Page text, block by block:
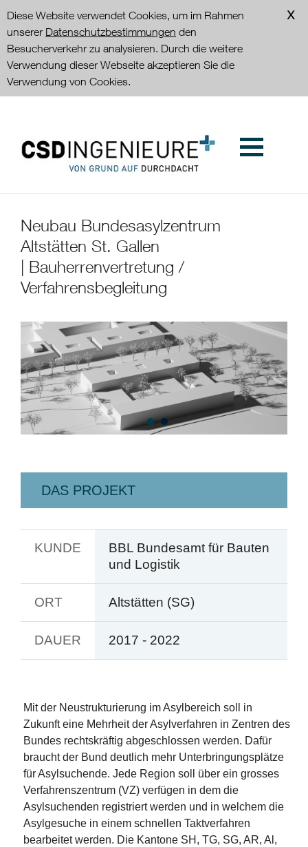
Diese Website verwendet Cookies, um im Rahmen
unserer Datenschutzbestimmungen den
Besucherverkehr zu analysieren. Durch die weitere
Verwendung dieser Webseite akzeptieren Sie die
Verwendung von Cookies.
Neubau Bundesasylzentrum
Altstätten St. Gallen
| Bauherrenvertretung /
Verfahrensbegleitung
DAS PROJEKT
KUNDE
BBL Bundesamt für Bauten
und Logistik
ORT Altstätten (SG)
DAUER 2017 - 2022
Mit der Neustrukturierung im Asylbereich soll in
Zukunft eine Mehrheit der Asylverfahren in Zentren des
Bundes rechtskräftig abgeschlossen werden. Dafür
braucht der Bund deutlich mehr Unterbringungsplätze
für Asylsuchende. Jede Region soll über ein grosses
Verfahrenszentrum (VZ) verfügen in dem die
Asylsuchenden registriert werden und in welchem die
Asylgesuche in einem schnellen Taktverfahren
bearbeitet werden. Die Kantone SH, TG, SG, AR, Al,